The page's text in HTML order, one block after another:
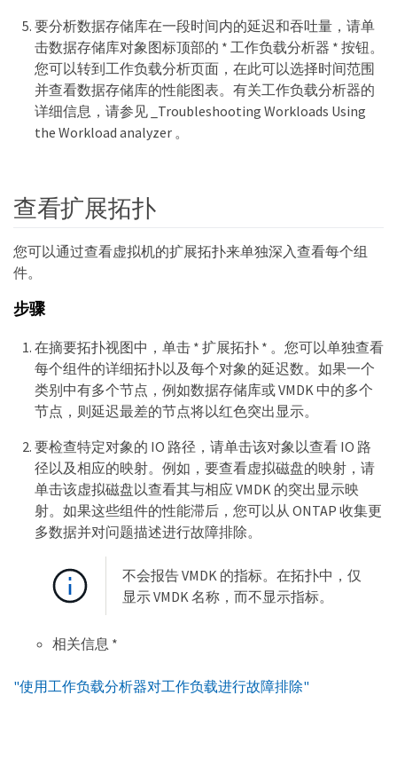
要分析数据存储库在一段时间内的延迟和吞吐量，请单
击数据存储库对象图标顶部的 * 工作负载分析器 * 按钮。
您可以转到工作负载分析页面，在此可以选择时间范围
并查看数据存储库的性能图表。有关工作负载分析器的
详细信息，请参见 _Troubleshooting Workloads Using
the Workload analyzer 。
查看扩展拓扑
您可以通过查看虚拟机的扩展拓扑来单独深入查看每个组
件。
步骤
在摘要拓扑视图中，单击 * 扩展拓扑 * 。您可以单独查看
每个组件的详细拓扑以及每个对象的延迟数。如果一个
类别中有多个节点，例如数据存储库或 VMDK 中的多个
节点，则延迟最差的节点将以红色突出显示。
要检查特定对象的 IO 路径，请单击该对象以查看 IO 路
径以及相应的映射。例如，要查看虚拟磁盘的映射，请
单击该虚拟磁盘以查看其与相应 VMDK 的突出显示映
射。如果这些组件的性能滞后，您可以从 ONTAP 收集更
多数据并对问题描述进行故障排除。
不会报告 VMDK 的指标。在拓扑中，仅
显示 VMDK 名称，而不显示指标。
相关信息 *
"使用工作负载分析器对工作负载进行故障排除"